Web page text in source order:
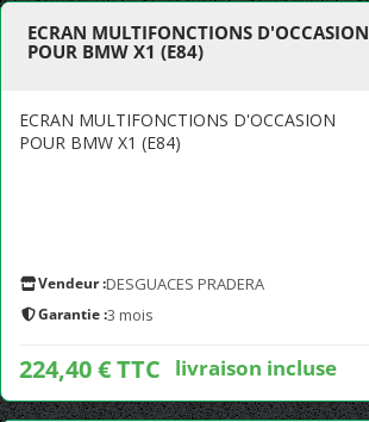
ECRAN MULTIFONCTIONS D'OCCASION
POUR BMW X1 (E84)
ECRAN MULTIFONCTIONS D'OCCASION
POUR BMW X1 (E84)
Vendeur :DESGUACES PRADERA
Garantie :3 mois
224,40 € TTC livraison incluse